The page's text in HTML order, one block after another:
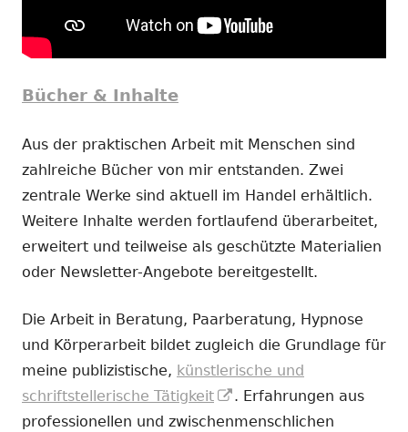
Bücher & Inhalte
Aus der praktischen Arbeit mit Menschen sind
zahlreiche Bücher von mir entstanden. Zwei
zentrale Werke sind aktuell im Handel erhältlich.
Weitere Inhalte werden fortlaufend überarbeitet,
erweitert und teilweise als geschützte Materialien
oder Newsletter-Angebote bereitgestellt.
Die Arbeit in Beratung, Paarberatung, Hypnose
und Körperarbeit bildet zugleich die Grundlage für
meine publizistische, künstlerische und
schriftstellerische Tätigkeit
In
neuem
. Erfahrungen aus
professionellen und zwischenmenschlichen